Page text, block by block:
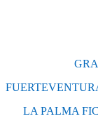
LA PALMA